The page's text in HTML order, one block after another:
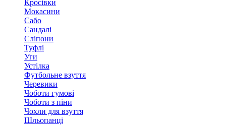
Кросівки
Мокасини
Сабо
Сандалі
Сліпони
Туфлі
Уги
Устілка
Футбольне взуття
Черевики
Чоботи гумові
Чоботи з піни
Чохли для взуття
Шльопанці